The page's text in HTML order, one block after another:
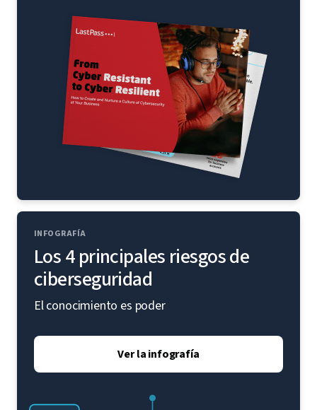
INFOGRAFÍA
Los 4 principales riesgos de
ciberseguridad
El conocimiento es poder
Ver la infografía